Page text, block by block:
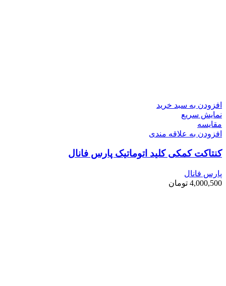
افزودن به سبد خرید
نمایش سریع
مقايسه
افزودن به علاقه مندی
کنتاکت کمکی کلید اتوماتیک پارس فانال
پارس فانال
4,000,500 تومان